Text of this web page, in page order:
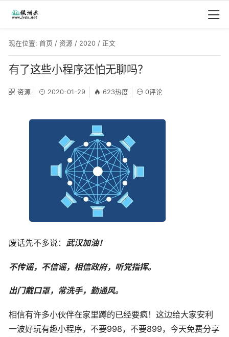
现在位置: 首页 / 资源 / 2020 / 正文
有了这些小程序还怕无聊吗？
资源 2020-01-29 623热度 0评论
废话先不多说： 武汉加油！
不传谣，不信谣，相信政府，听党指挥。
出门戴口罩，常洗手，勤通风。
相信有许多小伙伴在家里蹲的已经要疯！这边给大家安利
一波好玩有趣小程序，不要998，不要899，今天免费分享